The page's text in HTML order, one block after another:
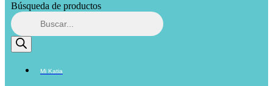
Búsqueda de productos
Mi Katia